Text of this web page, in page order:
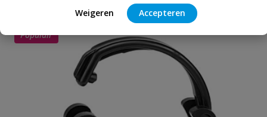
Weigeren Accepteren
Populair